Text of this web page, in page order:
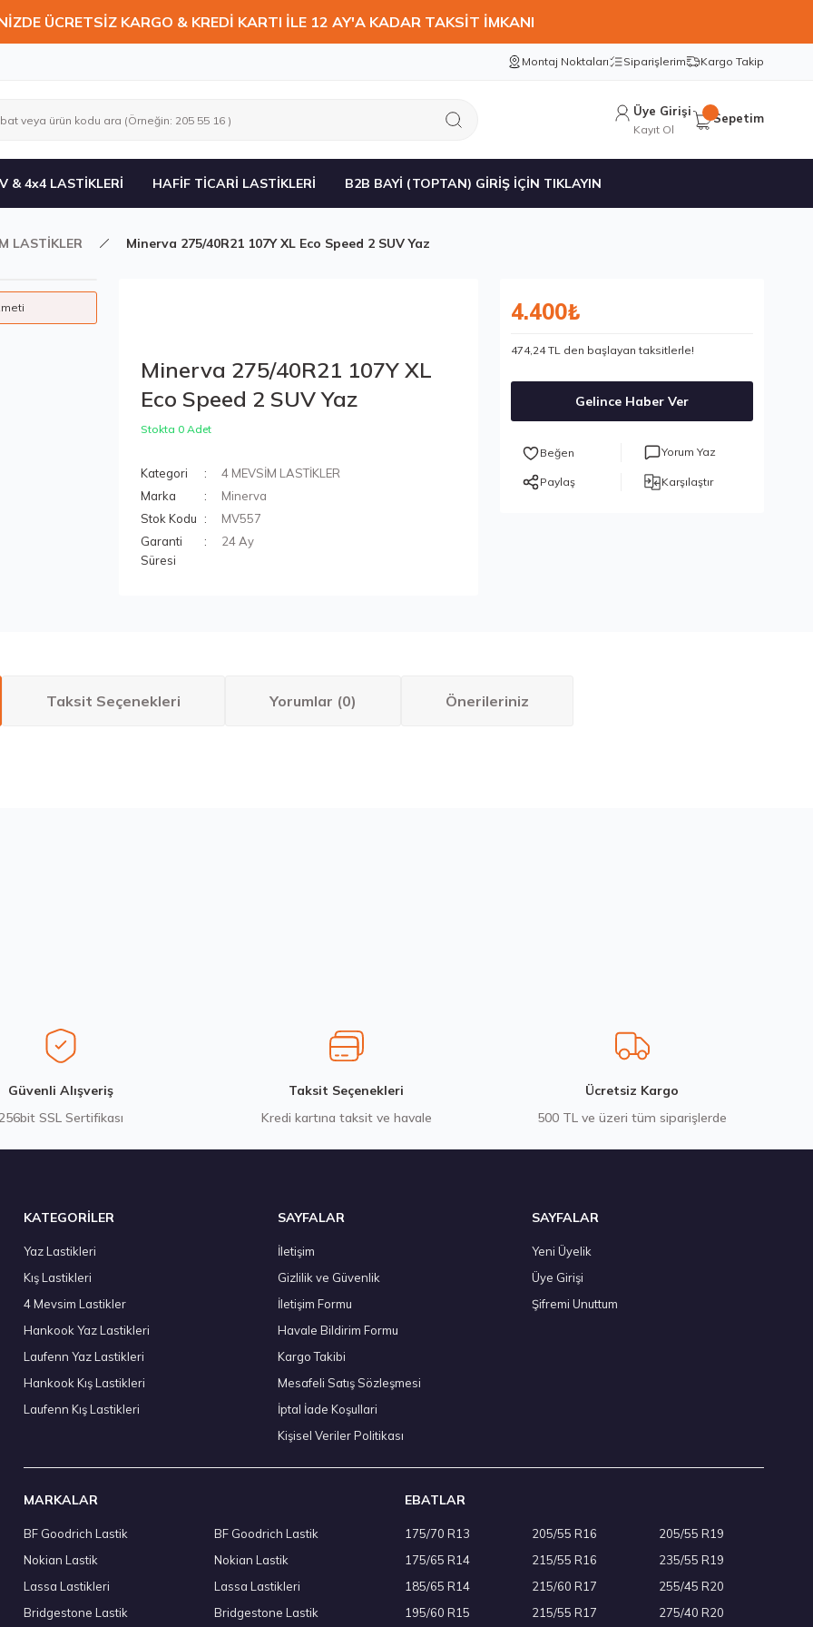
ÜCRETSİZ KARGO & KREDİ KARTI İLE 12 AY'A KADAR TAKSİT İMKANI
Montaj Noktaları Siparişlerim Kargo Takip
Üye Girişi
Kayıt Ol
Sepetim
& 4x4 LASTİKLERİ HAFİF TİCARİ LASTİKLERİ B2B BAYİ (TOPTAN) GİRİŞ İÇİN TIKLAYIN
LASTİKLER Minerva 275/40R21 107Y XL Eco Speed 2 SUV Yaz
Minerva 275/40R21 107Y XL
Eco Speed 2 SUV Yaz
Stokta 0 Adet
Kategori
4 MEVSİM LASTİKLER
Marka
Minerva
Stok Kodu
MV557
Garanti
Süresi
24 Ay
4.400₺
474,24 TL den başlayan taksitlerle!
Gelince Haber Ver
Yorum Yaz
Paylaş Karşılaştır
Taksit Seçenekleri Yorumlar (0) Önerileriniz
Hankook 285/45R20 112H XL Kinergy 4S 2 X H750A M+S 3PMSF 4Mevsim 2026
13.678,50 ₺
Absorber (Foam) AO Yaz 2026 Hankook 265/60R18 114T XL Dynapro AT2 RF11 M+S 3PMSF 4Mevsim 2026
8.773,60 ₺
Yaz 2026 Hankook 235/45R20 100W XL Kinergy 4S 2 X H750A 4 Mevsim 2026
12.144,00 ₺
Güvenli Alışveriş
SSL Sertifikası
Taksit Seçenekleri
Kredi kartına taksit ve havale
Ücretsiz Kargo
500 TL ve üzeri tüm siparişlerde
KATEGORİLER
Yaz Lastikleri
Kış Lastikleri
4 Mevsim Lastikler
Hankook Yaz Lastikleri
Laufenn Yaz Lastikleri
Hankook Kış Lastikleri
Laufenn Kış Lastikleri
SAYFALAR
İletişim
Gizlilik ve Güvenlik
İletişim Formu
Havale Bildirim Formu
Kargo Takibi
Mesafeli Satış Sözleşmesi
İptal İade Koşullari
Kişisel Veriler Politikası
SAYFALAR
Yeni Üyelik
Üye Girişi
Şifremi Unuttum
MARKALAR
BF Goodrich Lastik
Nokian Lastik
Lassa Lastikleri
Bridgestone Lastik
BF Goodrich Lastik
Nokian Lastik
Lassa Lastikleri
Bridgestone Lastik
EBATLAR
175/70 R13
175/65 R14
185/65 R14
195/60 R15
205/55 R16
215/55 R16
215/60 R17
215/55 R17
205/55 R19
235/55 R19
255/45 R20
275/40 R20